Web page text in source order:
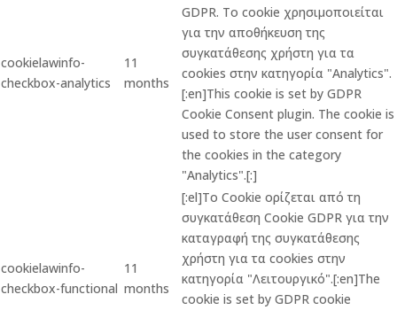
cookielawinfo-
checkbox-analytics
11
months
GDPR. Το cookie χρησιμοποιείται
για την αποθήκευση της
συγκατάθεσης χρήστη για τα
cookies στην κατηγορία "Analytics".
[:en]This cookie is set by GDPR
Cookie Consent plugin. The cookie is
used to store the user consent for
the cookies in the category
"Analytics".[:]
cookielawinfo-
checkbox-functional
11
months
[:el]Το Cookie ορίζεται από τη
συγκατάθεση Cookie GDPR για την
καταγραφή της συγκατάθεσης
χρήστη για τα cookies στην
κατηγορία "Λειτουργικό".[:en]The
cookie is set by GDPR cookie